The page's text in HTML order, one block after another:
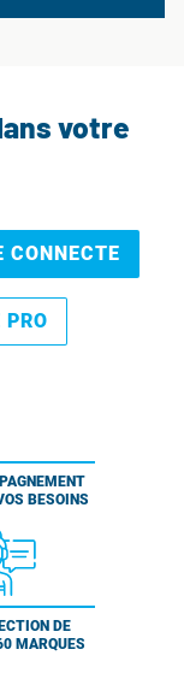
votre
CONNECTE
PRO
BESOINS
DE
MARQUES